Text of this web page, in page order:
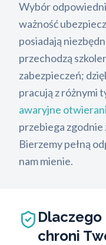
Wybór
ważność
posiadają
przechodzą
zabezpieczeń;
pracują z różnymi
awaryjne
przebiega
Bierzemy pełną
nam mienie.
Dlaczego
chroni